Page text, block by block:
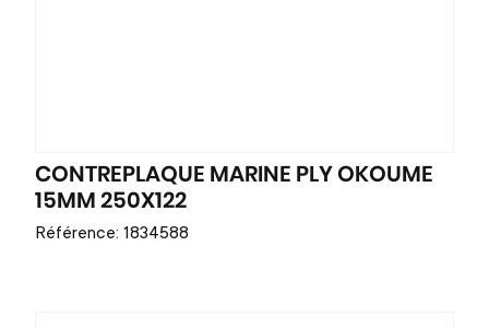
CONTREPLAQUE MARINE PLY OKOUME
15MM 250X122
Référence: 1834588